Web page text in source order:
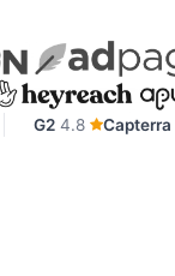
G2 4.8 Capterra